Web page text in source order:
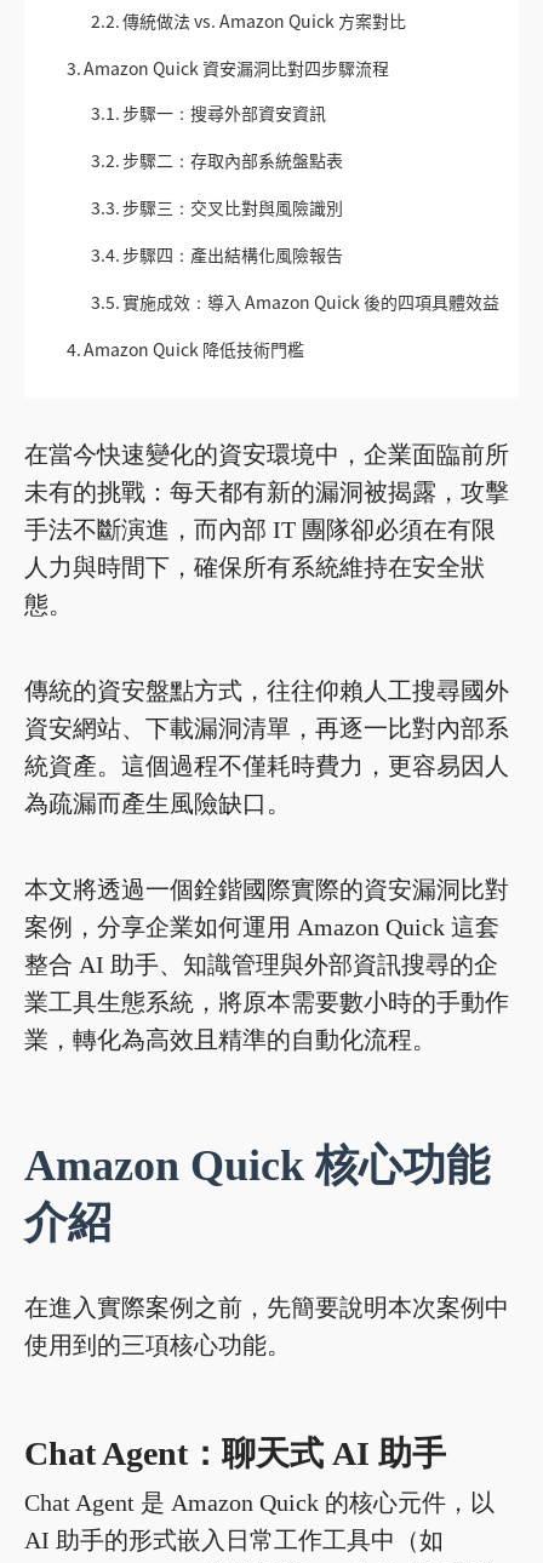
2.2.傳統做法 vs. Amazon Quick 方案對比
3.Amazon Quick 資安漏洞比對四步驟流程
3.1.步驟一：搜尋外部資安資訊
3.2.步驟二：存取內部系統盤點表
3.3.步驟三：交叉比對與風險識別
3.4.步驟四：產出結構化風險報告
3.5.實施成效：導入 Amazon Quick 後的四項具體效益
4.Amazon Quick 降低技術門檻
在當今快速變化的資安環境中，企業面臨前所
未有的挑戰：每天都有新的漏洞被揭露，攻擊
手法不斷演進，而內部 IT 團隊卻必須在有限
人力與時間下，確保所有系統維持在安全狀
態。
傳統的資安盤點方式，往往仰賴人工搜尋國外
資安網站、下載漏洞清單，再逐一比對內部系
統資產。這個過程不僅耗時費力，更容易因人
為疏漏而產生風險缺口。
本文將透過一個銓鍇國際實際的資安漏洞比對
案例，分享企業如何運用 Amazon Quick 這套
整合 AI 助手、知識管理與外部資訊搜尋的企
業工具生態系統，將原本需要數小時的手動作
業，轉化為高效且精準的自動化流程。
Amazon Quick 核心功能
介紹
在進入實際案例之前，先簡要說明本次案例中
使用到的三項核心功能。
Chat Agent：聊天式 AI 助手
Chat Agent 是 Amazon Quick 的核心元件，以
AI 助手的形式嵌入日常工作工具中（如